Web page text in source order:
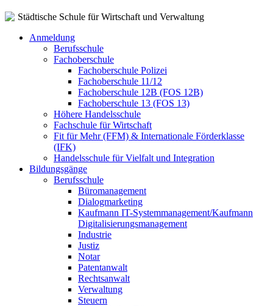
Städtische Schule für Wirtschaft und Verwaltung
Anmeldung
Berufsschule
Fachoberschule
Fachoberschule Polizei
Fachoberschule 11/12
Fachoberschule 12B (FOS 12B)
Fachoberschule 13 (FOS 13)
Höhere Handelsschule
Fachschule für Wirtschaft
Fit für Mehr (FFM) & Internationale Förderklasse
(IFK)
Handelsschule für Vielfalt und Integration
Bildungsgänge
Berufsschule
Büromanagement
Dialogmarketing
Kaufmann IT-Systemmanagement/Kaufmann
Digitalisierungsmanagement
Industrie
Justiz
Notar
Patentanwalt
Rechtsanwalt
Verwaltung
Steuern